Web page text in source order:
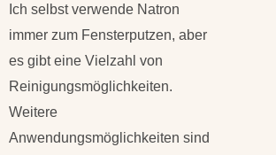
Ich selbst verwende Natron
immer zum Fensterputzen, aber
es gibt eine Vielzahl von
Reinigungsmöglichkeiten.
Weitere
Anwendungsmöglichkeiten sind